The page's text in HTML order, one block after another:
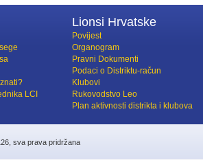
LCI
Lionsi Hrvatske
Povijest
Organogram
Pravni Dokumenti
Podaci o Distriktu-račun
Klubovi
Rukovodstvo Leo
Plan aktivnosti distrikta i klubova
sva prava pridržana